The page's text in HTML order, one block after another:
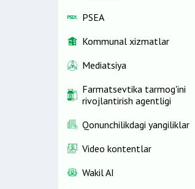
PSEA
Kommunal xizmatlar
Mediatsiya
Farmatsevtika tarmog'ini
rivojlantirish agentligi
Qonunchilikdagi yangiliklar
Video kontentlar
Wakil AI